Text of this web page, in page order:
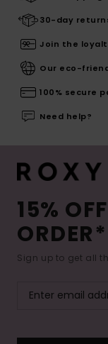
30-day
Join the
Our eco-
100% secure
Need help?
15%
ORDER*
Sign up to get all